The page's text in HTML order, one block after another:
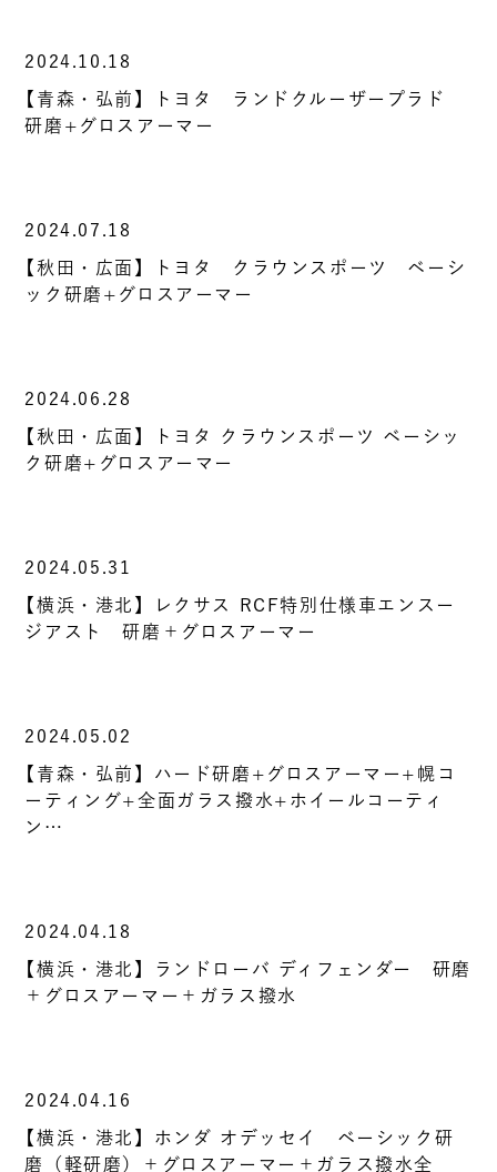
2024.10.18
【青森・弘前】トヨタ ランドクルーザープラド
研磨+グロスアーマー
2024.07.18
【秋田・広面】トヨタ クラウンスポーツ ベーシ
ック研磨+グロスアーマー
2024.06.28
【秋田・広面】トヨタ クラウンスポーツ ベーシッ
ク研磨+グロスアーマー
2024.05.31
【横浜・港北】レクサス RCF特別仕様車エンスー
ジアスト 研磨＋グロスアーマー
2024.05.02
【青森・弘前】ハード研磨+グロスアーマー+幌コ
ーティング+全面ガラス撥水+ホイールコーティ
ン…
2024.04.18
【横浜・港北】ランドローバ ディフェンダー 研磨
＋グロスアーマー＋ガラス撥水
2024.04.16
【横浜・港北】ホンダ オデッセイ ベーシック研
磨（軽研磨）＋グロスアーマー＋ガラス撥水全